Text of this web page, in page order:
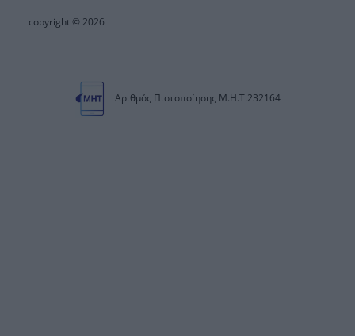
copyright © 2026
Αριθμός Πιστοποίησης Μ.Η.Τ.232164